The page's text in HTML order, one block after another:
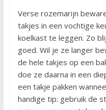
Verse rozemarijn
takjes in een vochtige
koelkast te leggen. Zo
goed. Wil je ze langer
de hele takjes op een
doe ze daarna in een
een takje pakken
handige tip: gebruik de